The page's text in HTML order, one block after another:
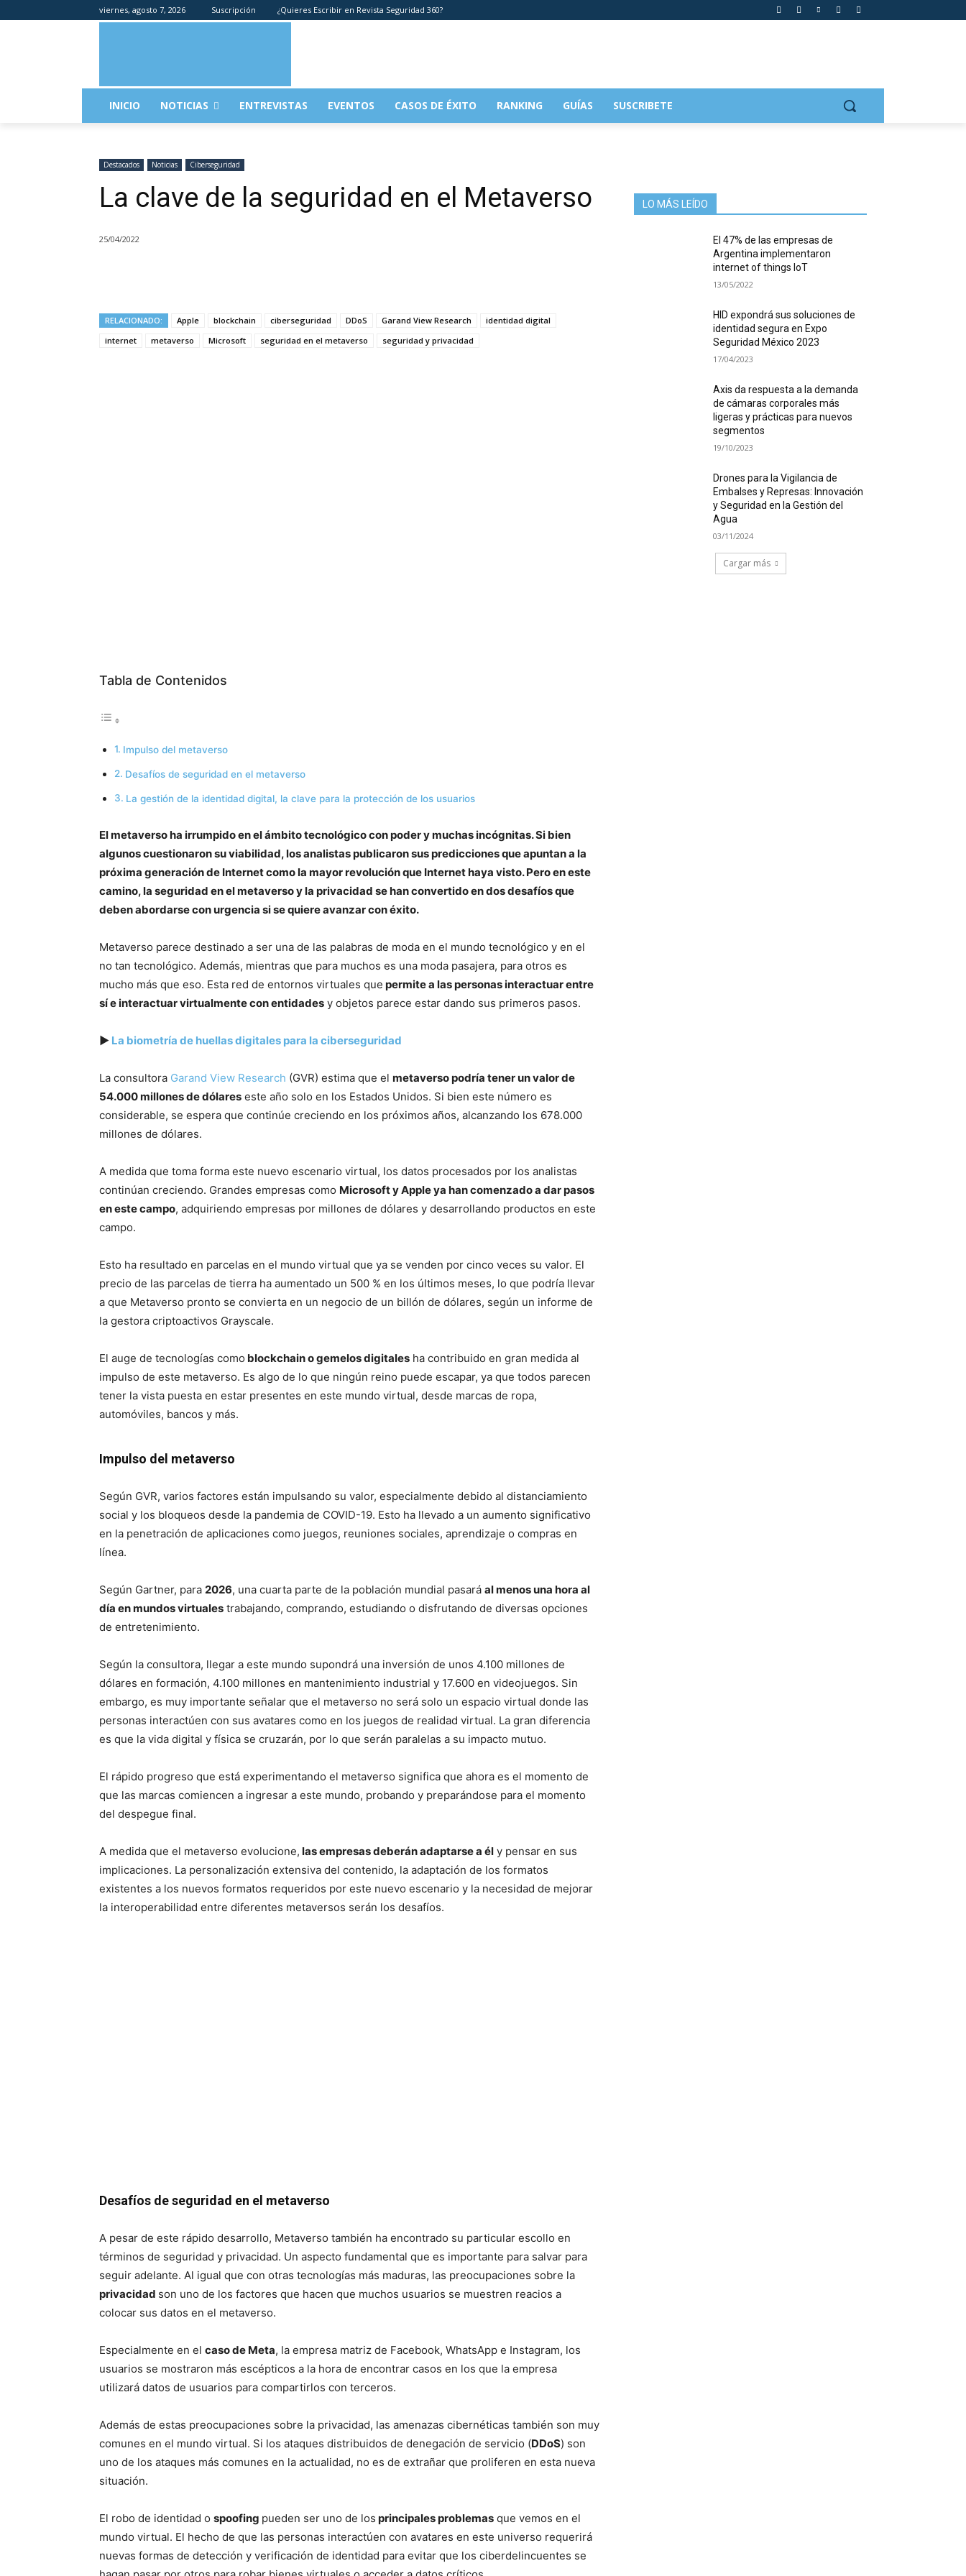
viernes, agosto 7, 2026 Suscripción ¿Quieres Escribir en Revista Seguridad 360?
INICIO NOTICIAS ENTREVISTAS EVENTOS CASOS DE ÉXITO RANKING GUÍAS SUSCRIBETE
Destacados Noticias Ciberseguridad
La clave de la seguridad en el Metaverso
25/04/2022
RELACIONADO: Apple blockchain ciberseguridad DDoS Garand View Research
identidad digital
internet
metaverso Microsoft seguridad en el metaverso seguridad y privacidad
Tabla de Contenidos
Impulso del metaverso
Desafíos de seguridad en el metaverso
La gestión de la identidad digital, la clave para la protección de los usuarios
El metaverso ha irrumpido en el ámbito tecnológico con poder y muchas incógnitas. Si bien
algunos cuestionaron su viabilidad, los analistas publicaron sus predicciones que apuntan a la
próxima generación de Internet como la mayor revolución que Internet haya visto. Pero en este
camino, la seguridad en el metaverso y la privacidad se han convertido en dos desafíos que
deben abordarse con urgencia si se quiere avanzar con éxito.
Metaverso parece destinado a ser una de las palabras de moda en el mundo tecnológico y en el
no tan tecnológico. Además, mientras que para muchos es una moda pasajera, para otros es
mucho más que eso. Esta red de entornos virtuales que permite a las personas interactuar entre
sí e interactuar virtualmente con entidades y objetos parece estar dando sus primeros pasos.
▶ La biometría de huellas digitales para la ciberseguridad
La consultora Garand View Research (GVR) estima que el metaverso podría tener un valor de
54.000 millones de dólares este año solo en los Estados Unidos. Si bien este número es
considerable, se espera que continúe creciendo en los próximos años, alcanzando los 678.000
millones de dólares.
A medida que toma forma este nuevo escenario virtual, los datos procesados ​​por los analistas
continúan creciendo. Grandes empresas como Microsoft y Apple ya han comenzado a dar pasos
en este campo, adquiriendo empresas por millones de dólares y desarrollando productos en este
campo.
Esto ha resultado en parcelas en el mundo virtual que ya se venden por cinco veces su valor. El
precio de las parcelas de tierra ha aumentado un 500 % en los últimos meses, lo que podría llevar
a que Metaverso pronto se convierta en un negocio de un billón de dólares, según un informe de
la gestora criptoactivos Grayscale.
El auge de tecnologías como blockchain o gemelos digitales ha contribuido en gran medida al
impulso de este metaverso. Es algo de lo que ningún reino puede escapar, ya que todos parecen
tener la vista puesta en estar presentes en este mundo virtual, desde marcas de ropa,
automóviles, bancos y más.
Impulso del metaverso
Según GVR, varios factores están impulsando su valor, especialmente debido al distanciamiento
social y los bloqueos desde la pandemia de COVID-19. Esto ha llevado a un aumento significativo
en la penetración de aplicaciones como juegos, reuniones sociales, aprendizaje o compras en
línea.
Según Gartner, para 2026, una cuarta parte de la población mundial pasará al menos una hora al
día en mundos virtuales trabajando, comprando, estudiando o disfrutando de diversas opciones
de entretenimiento.
Según la consultora, llegar a este mundo supondrá una inversión de unos 4.100 millones de
dólares en formación, 4.100 millones en mantenimiento industrial y 17.600 en videojuegos. Sin
embargo, es muy importante señalar que el metaverso no será solo un espacio virtual donde las
personas interactúen con sus avatares como en los juegos de realidad virtual. La gran diferencia
es que la vida digital y física se cruzarán, por lo que serán paralelas a su impacto mutuo.
El rápido progreso que está experimentando el metaverso significa que ahora es el momento de
que las marcas comiencen a ingresar a este mundo, probando y preparándose para el momento
del despegue final.
A medida que el metaverso evolucione, las empresas deberán adaptarse a él y pensar en sus
implicaciones. La personalización extensiva del contenido, la adaptación de los formatos
existentes a los nuevos formatos requeridos por este nuevo escenario y la necesidad de mejorar
la interoperabilidad entre diferentes metaversos serán los desafíos.
Desafíos de seguridad en el metaverso
A pesar de este rápido desarrollo, Metaverso también ha encontrado su particular escollo en
términos de seguridad y privacidad. Un aspecto fundamental que es importante para salvar para
seguir adelante. Al igual que con otras tecnologías más maduras, las preocupaciones sobre la
privacidad son uno de los factores que hacen que muchos usuarios se muestren reacios a
colocar sus datos en el metaverso.
Especialmente en el caso de Meta, la empresa matriz de Facebook, WhatsApp e Instagram, los
usuarios se mostraron más escépticos a la hora de encontrar casos en los que la empresa
utilizará datos de usuarios para compartirlos con terceros.
Además de estas preocupaciones sobre la privacidad, las amenazas cibernéticas también son muy
comunes en el mundo virtual. Si los ataques distribuidos de denegación de servicio (DDoS) son
uno de los ataques más comunes en la actualidad, no es de extrañar que proliferen en esta nueva
situación.
El robo de identidad o spoofing pueden ser uno de los principales problemas que vemos en el
mundo virtual. El hecho de que las personas interactúen con avatares en este universo requerirá
nuevas formas de detección y verificación de identidad para evitar que los ciberdelincuentes se
LO MÁS LEÍDO
El 47% de las empresas de
Argentina implementaron
internet of things IoT
13/05/2022
HID expondrá sus soluciones de
identidad segura en Expo
Seguridad México 2023
17/04/2023
Axis da respuesta a la demanda
de cámaras corporales más
ligeras y prácticas para nuevos
segmentos
19/10/2023
Drones para la Vigilancia de
Embalses y Represas: Innovación
y Seguridad en la Gestión del
Agua
03/11/2024
Cargar más